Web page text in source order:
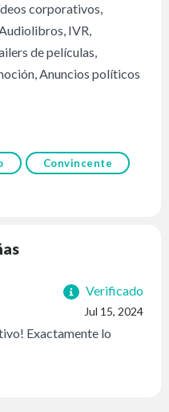
corporativos,
, IVR,
de películas,
,Anuncios políticos
Convincente
Verificado
Jul 15, 2024
Exactamente lo